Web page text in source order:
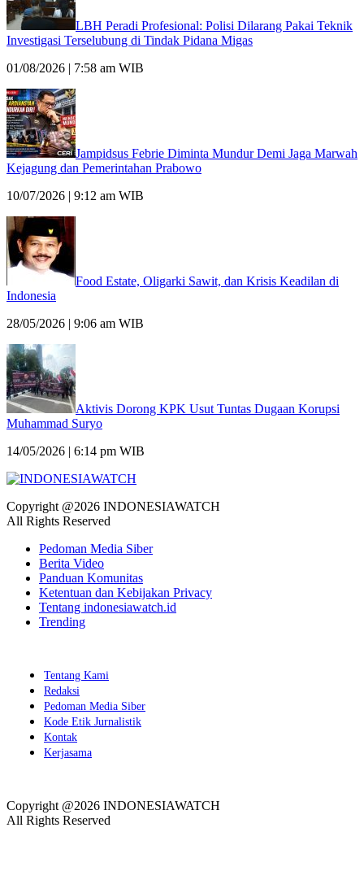
LBH Peradi Profesional: Polisi Dilarang Pakai Teknik
Investigasi Terselubung di Tindak Pidana Migas
01/08/2026 | 7:58 am WIB
Jampidsus Febrie Diminta Mundur Demi Jaga Marwah
Kejagung dan Pemerintahan Prabowo
10/07/2026 | 9:12 am WIB
Food Estate, Oligarki Sawit, dan Krisis Keadilan di
Indonesia
28/05/2026 | 9:06 am WIB
Aktivis Dorong KPK Usut Tuntas Dugaan Korupsi
Muhammad Suryo
14/05/2026 | 6:14 pm WIB
Copyright @2026 INDONESIAWATCH
All Rights Reserved
Pedoman Media Siber
Berita Video
Panduan Komunitas
Ketentuan dan Kebijakan Privacy
Tentang indonesiawatch.id
Trending
Tentang Kami
Redaksi
Pedoman Media Siber
Kode Etik Jurnalistik
Kontak
Kerjasama
Copyright @2026 INDONESIAWATCH
All Rights Reserved